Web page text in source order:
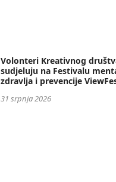
Volonteri Kreativnog
sudjeluju na Festivalu
zdravlja i prevencije
31 srpnja 2026